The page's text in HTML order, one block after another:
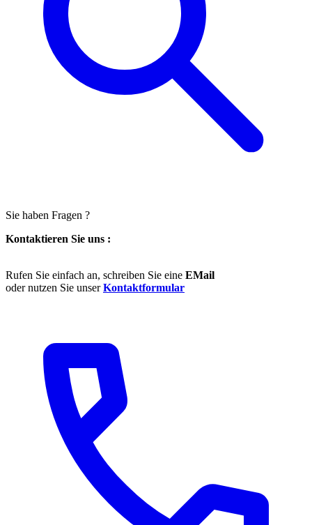
Sie haben Fragen ?
Kontaktieren Sie uns :
Rufen Sie einfach an, schreiben Sie eine EMail
oder nutzen Sie unserKontaktformular